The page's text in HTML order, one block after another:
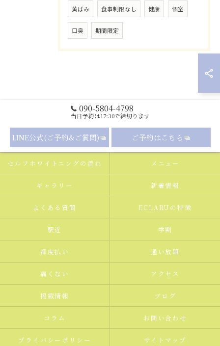
黄ばみ 食事制限なし 健康 個室
口臭 期間限定
090-5804-4798
当日予約は17:30で締切ります
LINE公式(ご予約&ご質問) ご予約はこちら
セルフホワイトニングの流れ メニュー
ギャラリー 新着情報
よくある質問 ECLARUの特徴
駅近 学割
都度払い 通い放題
痛くない アクセス
掲載情報 ブログ
コラム お問い合わせ
プライバシーポリシー サイトマップ